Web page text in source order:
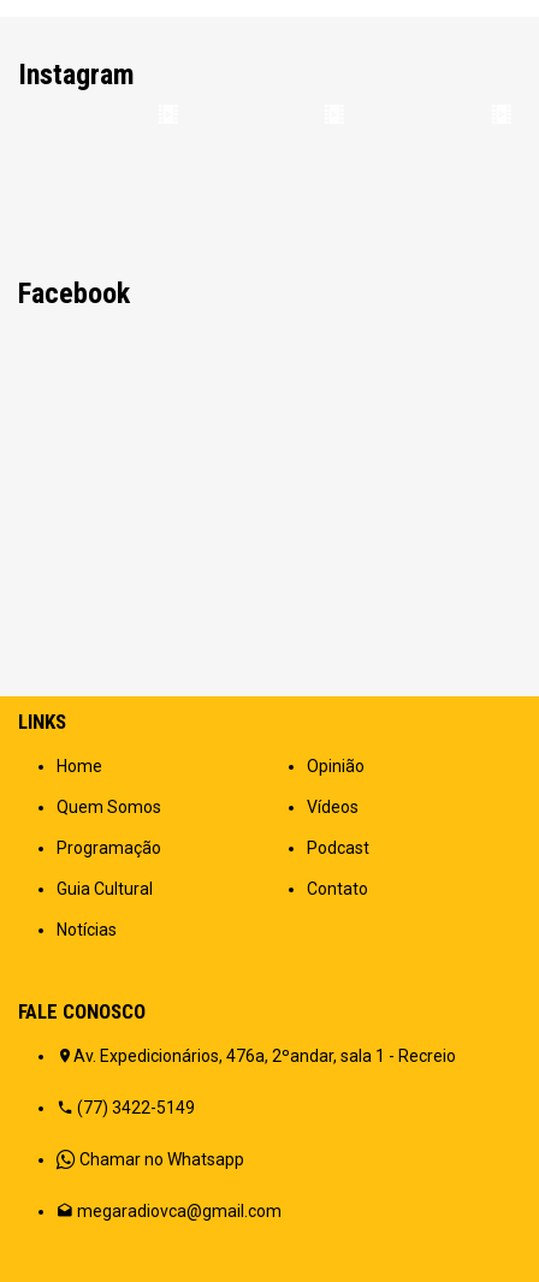
Instagram
Facebook
LINKS
Home
Quem Somos
Programação
Guia Cultural
Notícias
Opinião
Vídeos
Podcast
Contato
FALE CONOSCO
Av. Expedicionários, 476a, 2ºandar, sala 1 - Recreio
(77) 3422-5149
Chamar no Whatsapp
megaradiovca@gmail.com